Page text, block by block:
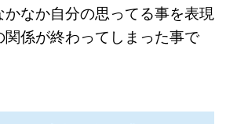
かなか自分の思ってる事を表現
関係が終わってしまった事で